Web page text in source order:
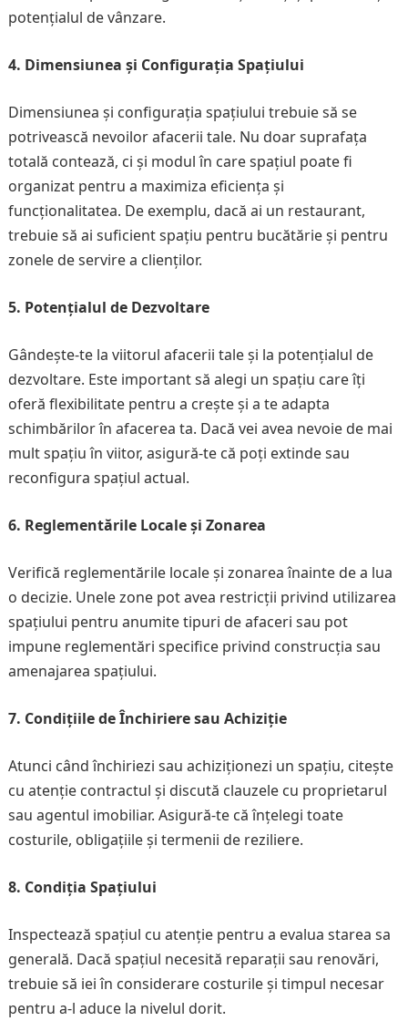
potențialul de vânzare.
4. Dimensiunea și Configurația Spațiului
Dimensiunea și configurația spațiului trebuie să se
potrivească nevoilor afacerii tale. Nu doar suprafața
totală contează, ci și modul în care spațiul poate fi
organizat pentru a maximiza eficiența și
funcționalitatea. De exemplu, dacă ai un restaurant,
trebuie să ai suficient spațiu pentru bucătărie și pentru
zonele de servire a clienților.
5. Potențialul de Dezvoltare
Gândește-te la viitorul afacerii tale și la potențialul de
dezvoltare. Este important să alegi un spațiu care îți
oferă flexibilitate pentru a crește și a te adapta
schimbărilor în afacerea ta. Dacă vei avea nevoie de mai
mult spațiu în viitor, asigură-te că poți extinde sau
reconfigura spațiul actual.
6. Reglementările Locale și Zonarea
Verifică reglementările locale și zonarea înainte de a lua
o decizie. Unele zone pot avea restricții privind utilizarea
spațiului pentru anumite tipuri de afaceri sau pot
impune reglementări specifice privind construcția sau
amenajarea spațiului.
7. Condițiile de Închiriere sau Achiziție
Atunci când închiriezi sau achiziționezi un spațiu, citește
cu atenție contractul și discută clauzele cu proprietarul
sau agentul imobiliar. Asigură-te că înțelegi toate
costurile, obligațiile și termenii de reziliere.
8. Condiția Spațiului
Inspectează spațiul cu atenție pentru a evalua starea sa
generală. Dacă spațiul necesită reparații sau renovări,
trebuie să iei în considerare costurile și timpul necesar
pentru a-l aduce la nivelul dorit.